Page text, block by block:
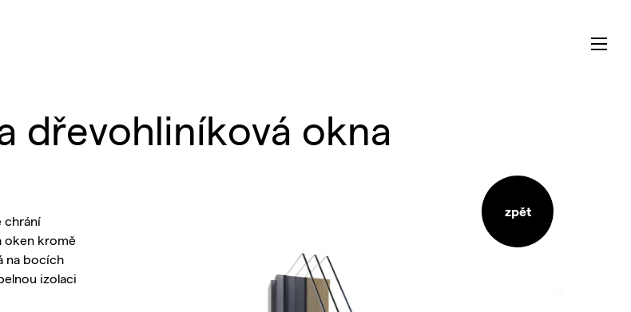
dřevohliníková okna
chrání
oken kromě
na bocích
izolaci
zpět